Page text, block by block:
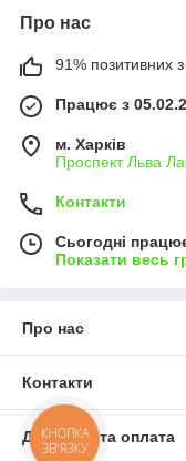
Про нас
91% позитивних з
Працює з
м. Харків
Проспект Льва
Контакти
Сьогодні
Показати весь
Про нас
Контакти
Доставка та оплата
КНОПКА
ЗВ'ЯЗКУ